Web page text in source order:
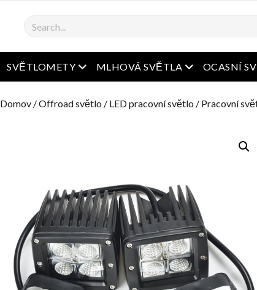
Vyhledávání
SVĚTLOMETY Otevřená nabídka
MLHOVÁ SVĚTLA Otevřená
OCASNÍ
Domov /Offroad světlo / LED pracovní světlo / Pracovní